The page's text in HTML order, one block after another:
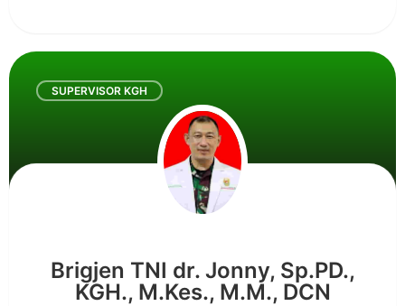
SUPERVISOR KGH
Brigjen TNI dr. Jonny, Sp.PD.,
KGH., M.Kes., M.M., DCN